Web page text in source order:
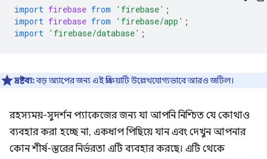
import firebase from 'firebase' ;
import firebase from 'firebase/app' ;
import 'firebase/database' ;
দ্রষ্টব্য:বড় অ্যাপের জন্য এই প্রক্রিয়াটি উল্লেখযোগ্যভাবে আরও জটিল।
রহস্যময়-সুদর্শন প্যাকেজের জন্য যা আপনি নিশ্চিত যে কোথাও
ব্যবহার করা হচ্ছে না, একধাপ পিছিয়ে যান এবং দেখুন আপনার
কোন শীর্ষ-স্তরের নির্ভরতা এটি ব্যবহার করছে। এটি থেকে